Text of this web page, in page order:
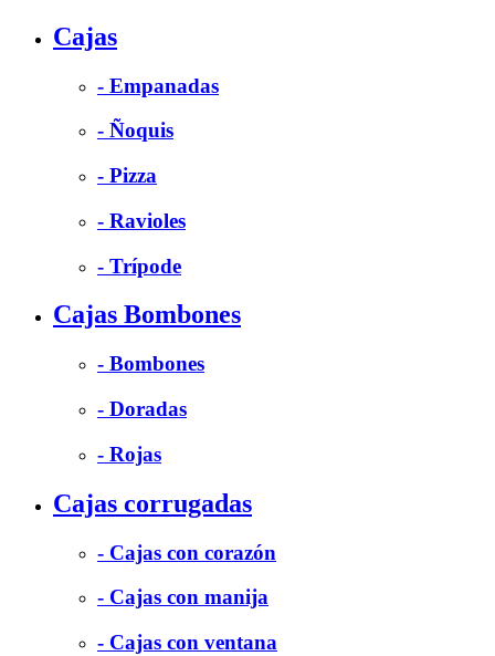
Cajas
- Empanadas
- Ñoquis
- Pizza
- Ravioles
- Trípode
Cajas Bombones
- Bombones
- Doradas
- Rojas
Cajas corrugadas
- Cajas con corazón
- Cajas con manija
- Cajas con ventana